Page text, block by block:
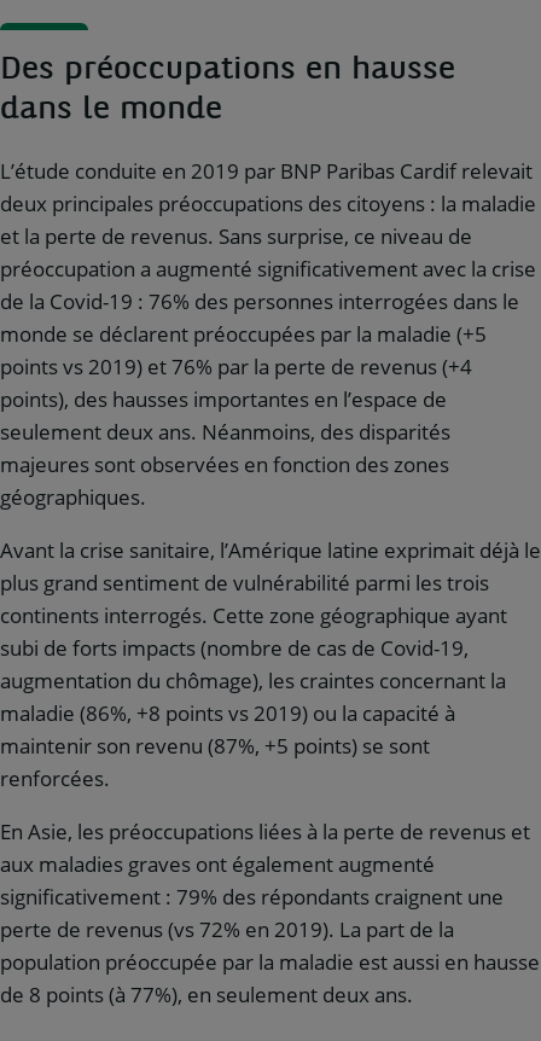
​​​​​​Des préoccupations en hausse
dans le monde
L’étude conduite en 2019 par BNP Paribas Cardif relevait
deux principales préoccupations des citoyens : la maladie
et la perte de revenus. Sans surprise, ce niveau de
préoccupation a augmenté significativement avec la crise
de la Covid-19 : 76% des personnes interrogées dans le
monde se déclarent préoccupées par la maladie (+5
points vs 2019) et 76% par la perte de revenus (+4
points), des hausses importantes en l’espace de
seulement deux ans. Néanmoins, des disparités
majeures sont observées en fonction des zones
géographiques.
Avant la crise sanitaire, l’Amérique latine exprimait déjà le
plus grand sentiment de vulnérabilité parmi les trois
continents interrogés. Cette zone géographique ayant
subi de forts impacts (nombre de cas de Covid-19,
augmentation du chômage), les craintes concernant la
maladie (86%, +8 points vs 2019) ou la capacité à
maintenir son revenu (87%, +5 points) se sont
renforcées.
En Asie, les préoccupations liées à la perte de revenus et
aux maladies graves ont également augmenté
significativement : 79% des répondants craignent une
perte de revenus (vs 72% en 2019). La part de la
population préoccupée par la maladie est aussi en hausse
de 8 points (à 77%), en seulement deux ans.